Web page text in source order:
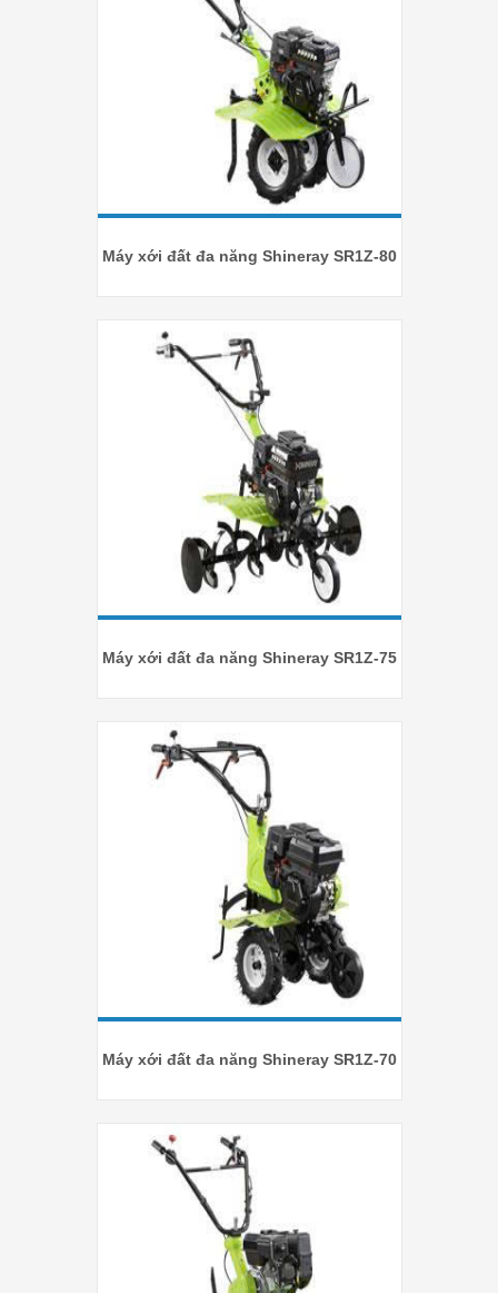
Máy xới đất đa năng Shineray SR1Z-80
Máy xới đất đa năng Shineray SR1Z-75
Máy xới đất đa năng Shineray SR1Z-70